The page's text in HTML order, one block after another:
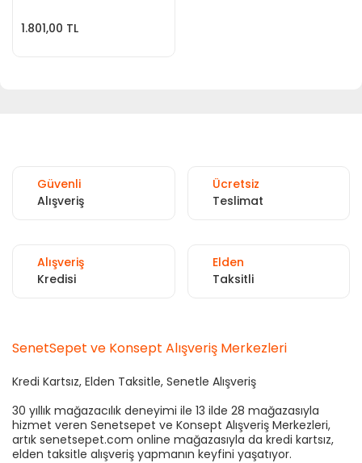
1.801,00 TL
Güvenli
Alışveriş
Ücretsiz
Teslimat
Alışveriş
Kredisi
Elden
Taksitli
SenetSepet ve Konsept Alışveriş Merkezleri
Kredi Kartsız, Elden Taksitle, Senetle Alışveriş
30 yıllık mağazacılık deneyimi ile 13 ilde 28 mağazasıyla
hizmet veren Senetsepet ve Konsept Alışveriş Merkezleri,
artık senetsepet.com online mağazasıyla da kredi kartsız,
elden taksitle alışveriş yapmanın keyfini yaşatıyor.